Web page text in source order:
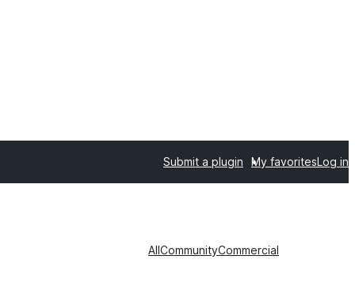
Submit a plugin My favoritesLog in
AllCommunityCommercial